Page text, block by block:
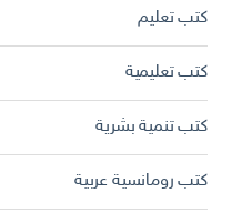
كتب تعليم
كتب تعليمية
كتب تنمية بشرية
كتب رومانسية عربية